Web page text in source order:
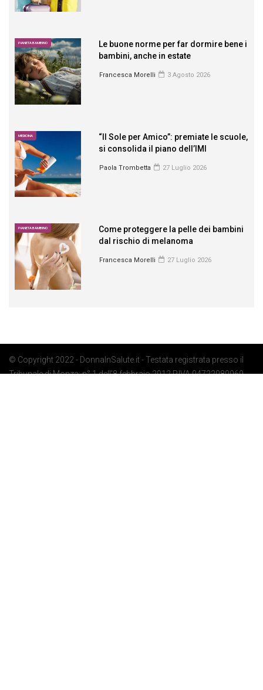
PIANETA BAMBINO
Le buone norme per far dormire bene i
bambini, anche in estate
Francesca Morelli 3 Agosto 2026
MEDICINA
“Il Sole per Amico”: premiate le scuole,
si consolida il piano dell’IMI
Paola Trombetta 27 Luglio 2026
PIANETA BAMBINO
Come proteggere la pelle dei bambini
dal rischio di melanoma
Francesca Morelli 27 Luglio 2026
© Copyright 2022 - DonnaInSalute.it - Testata registrata presso il
Tribunale di Monza: n° 1 dell'8 febbraio 2012 P.IVA 04722080969 -